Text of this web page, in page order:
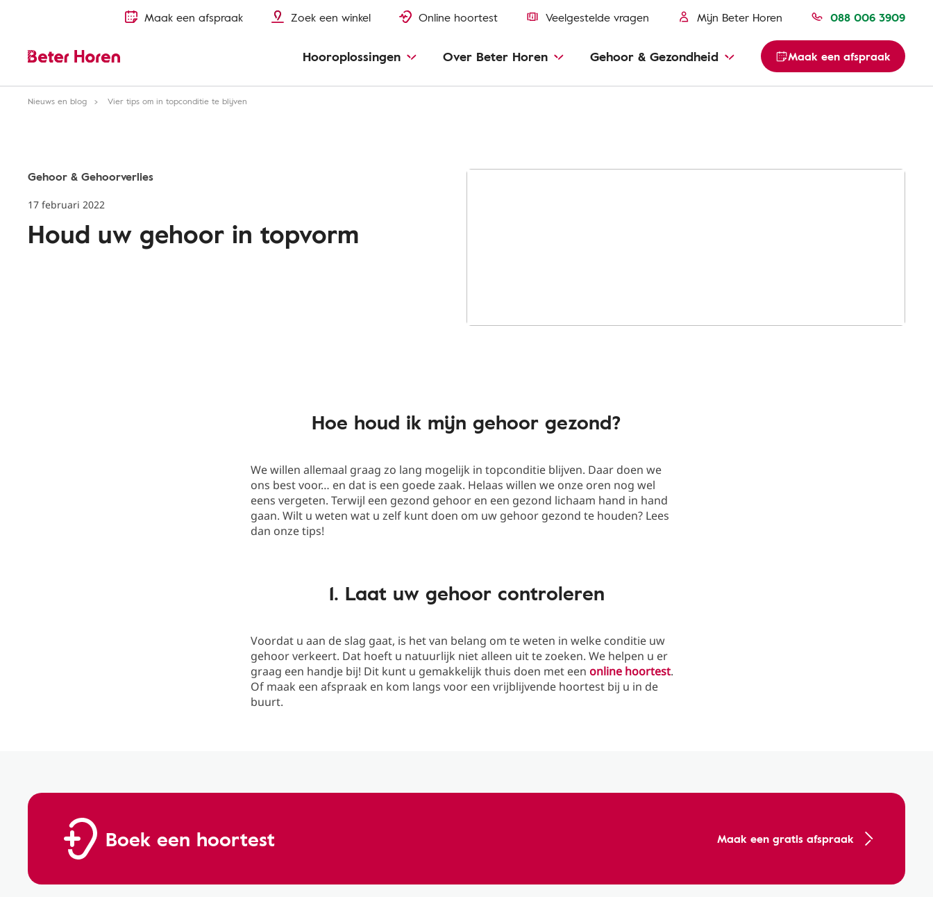
Maak een afspraak Zoek een winkel Online hoortest Veelgestelde vragen Mijn Beter Horen 088 006 3909
Hooroplossingen Over Beter Horen Gehoor & Gezondheid Maak een afspraak
Nieuws en blog Vier tips om in topconditie te blijven
Gehoor & Gehoorverlies
17 februari 2022
Houd uw gehoor in topvorm
Hoe houd ik mijn gehoor gezond?
We willen allemaal graag zo lang mogelijk in topconditie blijven. Daar doen we
ons best voor… en dat is een goede zaak. Helaas willen we onze oren nog wel
eens vergeten. Terwijl een gezond gehoor en een gezond lichaam hand in hand
gaan. Wilt u weten wat u zelf kunt doen om uw gehoor gezond te houden? Lees
dan onze tips!
1. Laat uw gehoor controleren
Voordat u aan de slag gaat, is het van belang om te weten in welke conditie uw
gehoor verkeert. Dat hoeft u natuurlijk niet alleen uit te zoeken. We helpen u er
graag een handje bij! Dit kunt u gemakkelijk thuis doen met een online hoortest.
Of maak een afspraak en kom langs voor een vrijblijvende hoortest bij u in de
buurt.
Boek een hoortest Maak een gratis afspraak